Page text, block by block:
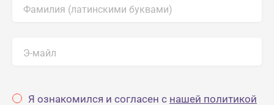
Фамилия (латинскими буквами)
Э-майл
Я ознакомился и согласен с нашей политикой